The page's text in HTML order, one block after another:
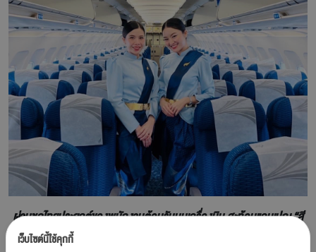
ผ่านชุดไทยประยุกต์ของพนักงานต้อนรับบนเครื่องบิน สะท้อนแคมเปญ “สี
เว็บไซต์นี้ใช้คุกกี้